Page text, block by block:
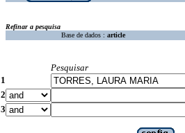
Refinar a pesquisa
Base de dados : article
Pesquisar
1
2
3